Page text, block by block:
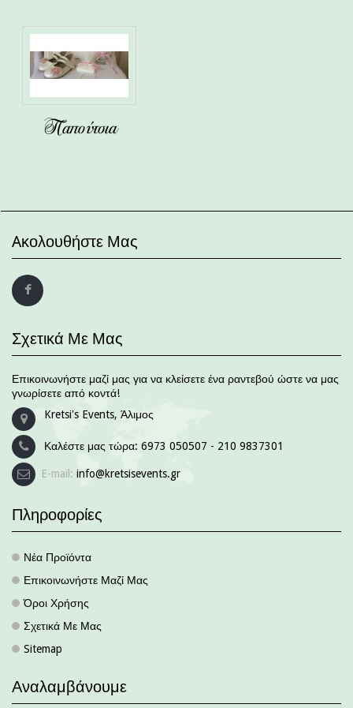
Παπούτσια
Aκολουθήστε Μας
Σχετικά Με Μας
Επικοινωνήστε μαζί μας για να κλείσετε ένα ραντεβού ώστε να μας
γνωρίσετε από κοντά!
Kretsi's Events, Άλιμος
Καλέστε μας τώρα: 6973 050507 - 210 9837301
E-mail: info@kretsisevents.gr
Πληροφορίες
. Νέα Προϊόντα
. Επικοινωνήστε Μαζί Μας
. Όροι Χρήσης
. Σχετικά Με Μας
. Sitemap
Αναλαμβάνουμε